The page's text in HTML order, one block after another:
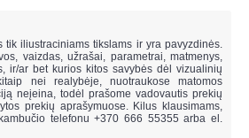
tik iliustraciniams tikslams ir yra pavyzdinės.
vaizdas, užrašai, parametrai, matmenys,
ir/ar bet kurios kitos savybės dėl vizualinių
nei realybėje, nuotraukose matomos
neįeina, todėl prašome vadovautis prekių
prekių aprašymuose. Kilus klausimams,
telefonu +370 666 55355 arba el.